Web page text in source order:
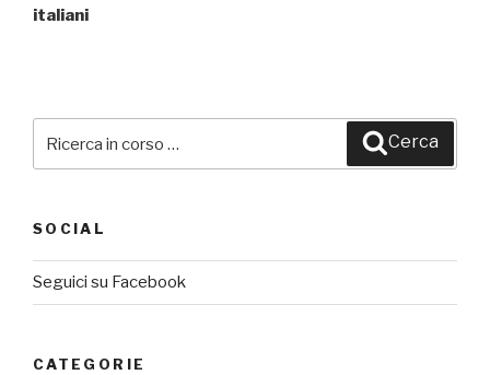
italiani
Cerca
SOCIAL
Seguici su Facebook
CATEGORIE